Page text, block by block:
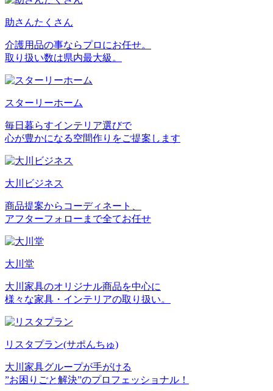
助さんたくさん
介護用品の事ならプロにお任せ。
取り扱い数は県内最大級。
スターリーホーム
毎日暮らすインテリア選びで
心が豊かになる空間作りをご提案します
大川ビジネス
商品提案からコーディネート、
アフターフォローまで全てお任せ
大川堂
大川家具のオリジナル商品を中心に
様々な家具・インテリアの取り扱い。
リスタプラン(サポんちゅ)
大川家具グループが手がける
”お困りごと解決”のプロフェッショナル！